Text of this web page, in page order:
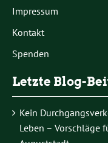
Impressum
Kontakt
Spenden
Letzte Blog-
Kein
Leben – Vorschläge